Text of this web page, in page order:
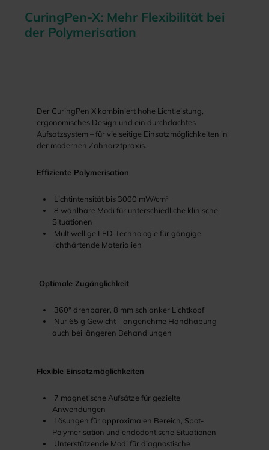
CuringPen-X: Mehr Flexibilität bei
der Polymerisation
Der CuringPen X kombiniert hohe Lichtleistung,
ergonomisches Design und ein durchdachtes
Aufsatzsystem – für vielseitige Einsatzmöglichkeiten in
der modernen Zahnarztpraxis.
Effiziente Polymerisation
Lichtintensität bis 3000 mW/cm²
8 wählbare Modi für unterschiedliche klinische
Situationen
Multiwellige LED-Technologie für gängige
lichthärtende Materialien
Optimale Zugänglichkeit
360° drehbarer, 8 mm schlanker Lichtkopf
Nur 65 g Gewicht – angenehme Handhabung
auch bei längeren Behandlungen
Flexible Einsatzmöglichkeiten
7 magnetische Aufsätze für gezielte
Anwendungen
Lösungen für approximalen Bereich, Spot-
Polymerisation und endodontische Situationen
Unterstützende Modi für diagnostische